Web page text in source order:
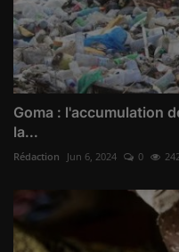
Goma : l'accumulation
la...
Rédaction Jun 6, 2024 0 242